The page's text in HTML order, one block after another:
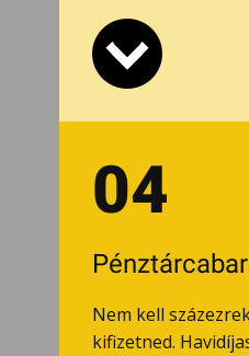
04
Nem kell
kifizetned.